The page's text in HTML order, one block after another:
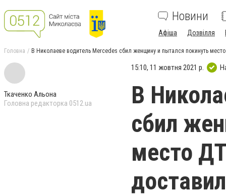
Новини
Афіша Дозвілля
Головна В Николаеве водитель Mercedes сбил женщину и пытался покинуть
Ткаченко Альона
Головна редакторка 0512.ua
15:10, 11 жовтня 2021 р.
В
сбил
место